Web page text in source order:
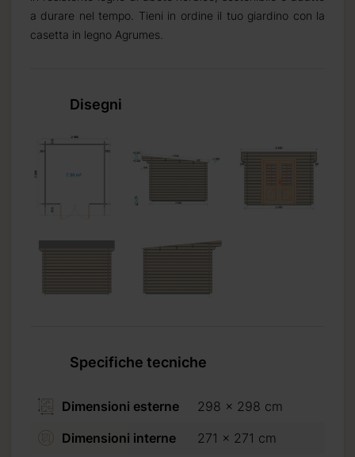
a durare nel tempo. Tieni in ordine il tuo giardino con la
casetta in legno Agrumes.
Disegni
Specifiche tecniche
Dimensioni esterne
298 x 298 cm
Dimensioni interne
271 x 271 cm